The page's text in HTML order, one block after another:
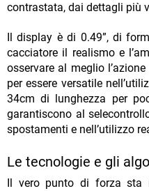
contrastata, dai dettagli più
Il display è di 0.49”, di
cacciatore il realismo e
osservare al meglio
per essere versatile
34cm di lunghezza per
garantiscono al
spostamenti e nell’utilizzo
Le tecnologie e gli
Il vero punto di forza